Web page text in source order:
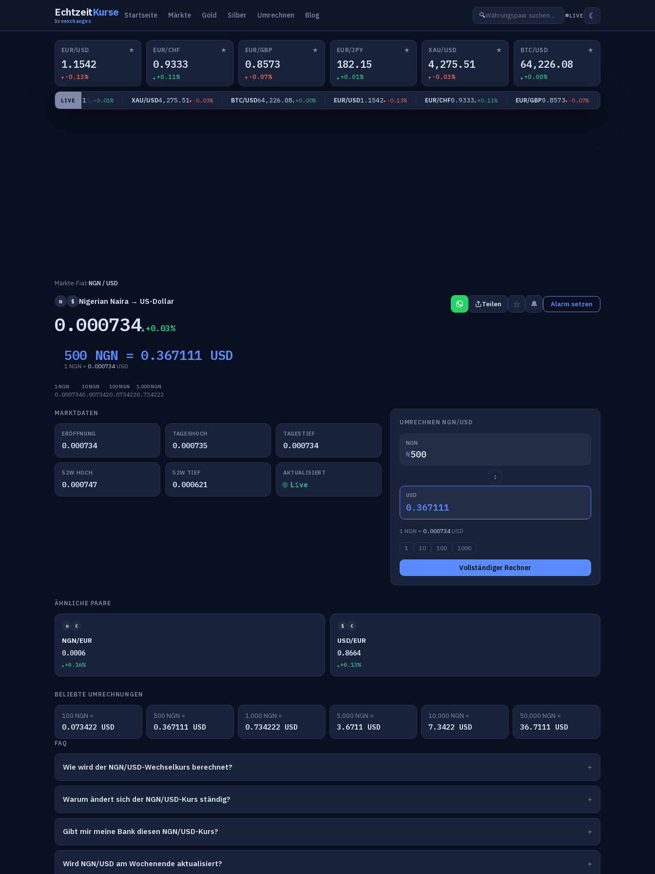
EchtzeitKurse
liveexchanges
Startseite Märkte Gold Silber Umrechnen Blog 🔍 LIVE ☾
EUR/USD ★
1.1542
-0.13%
EUR/CHF ★
0.9333
+0.11%
EUR/GBP ★
0.8573
-0.07%
EUR/JPY ★
182.15
+0.01%
XAU/USD ★
4,275.51
-0.03%
BTC/USD ★
64,226.08
+0.00%
LIVE
182.15 +0.01% XAU/USD4,275.51 -0.03% BTC/USD64,226.08 +0.00% EUR/USD1.1542 -0.13% EUR/CHF0.9333 +0.11% EUR/GBP0.8573 -0.07%
Märkte›Fiat›NGN / USD
₦ $ Nigerian Naira → US-Dollar
0.000734 +0.03%
500 NGN = 0.367111 USD
1 NGN = 0.000734USD
1 NGN
0.000734
10 NGN
0.007342
100 NGN
0.073422
1,000 NGN
0.734222
Teilen ☆ 🔔 Alarm setzen
MARKTDATEN
ERÖFFNUNG
0.000734
TAGESHOCH
0.000735
TAGESTIEF
0.000734
52W HOCH
0.000747
52W TIEF
0.000621
AKTUALISIERT
Live
UMRECHNEN NGN/USD
NGN
₦
↕
USD
0.367111
1 NGN = 0.000734USD
1 10 100 1000
Vollständiger Rechner
ÄHNLICHE PAARE
₦ €
NGN/EUR
0.0006
+0.16%
$ €
USD/EUR
0.8664
+0.13%
BELIEBTE UMRECHNUNGEN
100 NGN =
0.073422 USD
500 NGN =
0.367111 USD
1,000 NGN =
0.734222 USD
5,000 NGN =
3.6711 USD
10,000 NGN =
7.3422 USD
50,000 NGN =
36.7111 USD
FAQ
Wie wird der NGN/USD-Wechselkurs berechnet?
Warum ändert sich der NGN/USD-Kurs ständig?
Gibt mir meine Bank diesen NGN/USD-Kurs?
Wird NGN/USD am Wochenende aktualisiert?